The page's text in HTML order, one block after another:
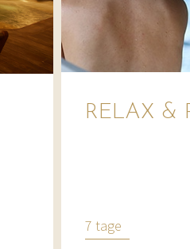
RELAX &
7 tage